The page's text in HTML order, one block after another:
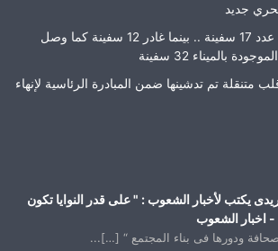
جديد
ميناء دمياط يستقبل عدد 17 سفينة .. بينما غادر 12 سفينة كما وصل
بالميناء 32 سفينة
تم تدشينها ضمن المبادرة الرئاسية لإنهاء
يكتب لأخبار الشعوب : " على قدر النوايا تكون
- اخبار الشعوب
ودورها فى بناء المجتمع “ […]...